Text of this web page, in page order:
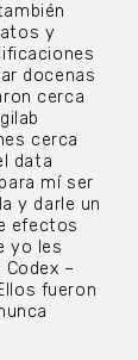
y
docenas
cerca
cerca
data
mí ser
y darle un
efectos
yo les
–
fueron